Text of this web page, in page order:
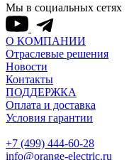
Мы в социальных сетях
О КОМПАНИИ
Отраслевые решения
Новости
Контакты
ПОДДЕРЖКА
Оплата и доставка
Условия гарантии
+7 (499) 444-60-28
info@orange-electric.ru